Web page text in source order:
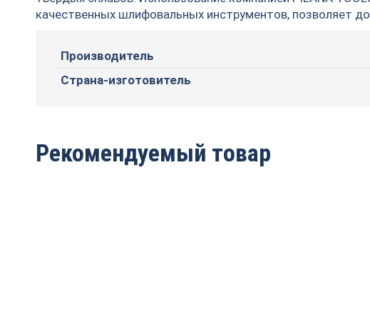
качественных шлифовальных инструментов, позволяет
Производитель
Страна-изготовитель
Рекомендуемый товар